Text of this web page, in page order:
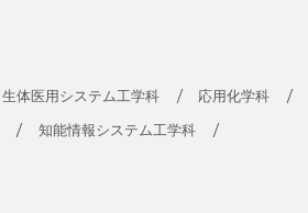
生体医用システム工学科 応用化学科
知能情報システム工学科